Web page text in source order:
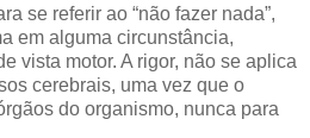
se referir ao “não fazer nada”,
em alguma circunstância,
vista motor. A rigor, não se aplica
cerebrais, uma vez que o
do organismo, nunca para